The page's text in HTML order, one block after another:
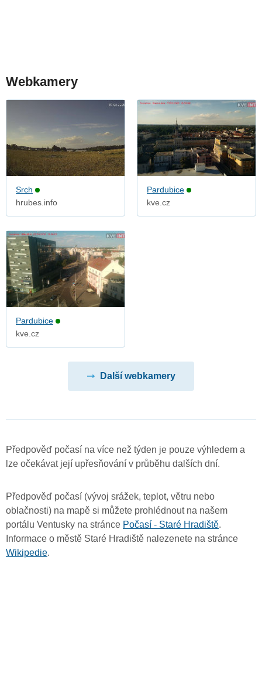
Webkamery
Srch
hrubes.info
Pardubice
kve.cz
Pardubice
kve.cz
Další webkamery
Předpověď počasí na více než týden je pouze výhledem a
lze očekávat její upřesňování v průběhu dalších dní.
Předpověď počasí (vývoj srážek, teplot, větru nebo
oblačnosti) na mapě si můžete prohlédnout na našem
portálu Ventusky na stránce Počasí - Staré Hradiště.
Informace o městě Staré Hradiště nalezenete na stránce
Wikipedie.